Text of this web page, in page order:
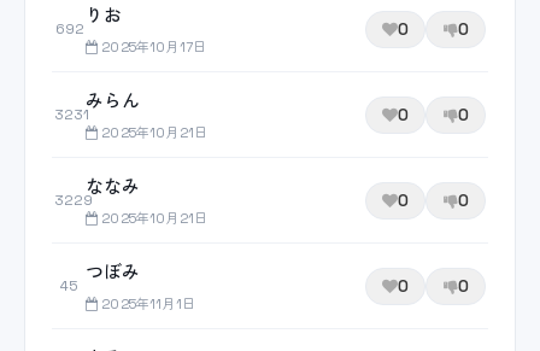
692
りお
2025年10月17日
0 0
3231
みらん
2025年10月21日
0 0
3229
ななみ
2025年10月21日
0 0
45
つぼみ
2025年11月1日
0 0